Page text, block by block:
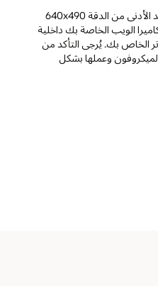
يجب أن يكون لكاميرا الويب الحد الأدنى من الدقة 640x490
كاميرا الويب الخاصة بك داخلية
الخاص بك. يُرجى التأكد من
وعملها بشكل